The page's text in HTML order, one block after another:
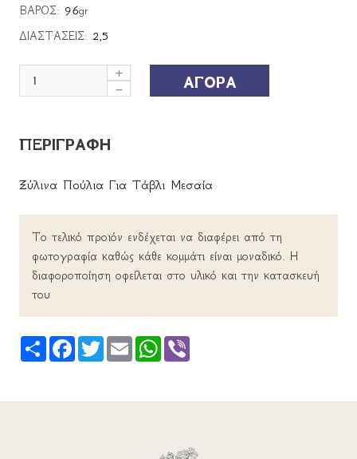
ΒΑΡΟΣ: 96gr
ΔΙΑΣΤΑΣΕΙΣ: 2,5
ΑΓΟΡΑ
ΠΕΡΙΓΡΑΦΗ
Ξύλινα Πούλια Για Τάβλι Μεσαία
Το τελικό προϊόν ενδέχεται να διαφέρει από τη
φωτογραφία καθώς κάθε κομμάτι είναι μοναδικό. Η
διαφοροποίηση οφείλεται στο υλικό και την κατασκευή
του
Share FacebookTwitterEmail WhatsApp